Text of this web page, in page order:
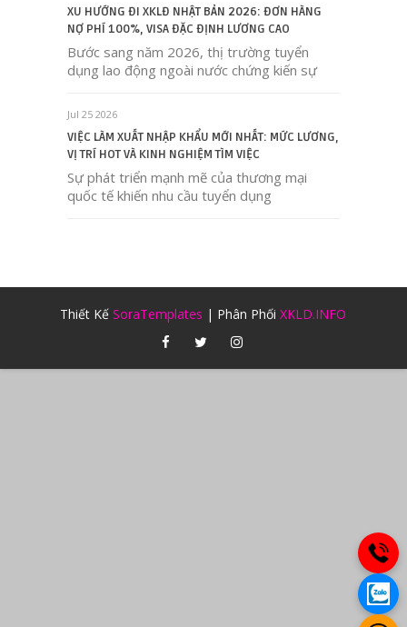
XU HƯỚNG ĐI XKLĐ NHẬT BẢN 2026: ĐƠN HÀNG
NỢ PHÍ 100%, VISA ĐẶC ĐỊNH LƯƠNG CAO
Bước sang năm 2026, thị trường tuyển
dụng lao động ngoài nước chứng kiến sự
Jul 25 2026
VIỆC LÀM XUẤT NHẬP KHẨU MỚI NHẤT: MỨC LƯƠNG,
VỊ TRÍ HOT VÀ KINH NGHIỆM TÌM VIỆC
Sự phát triển mạnh mẽ của thương mại
quốc tế khiến nhu cầu tuyển dụng
Thiết KếSoraTemplates | Phân PhốiXKLD.INFO